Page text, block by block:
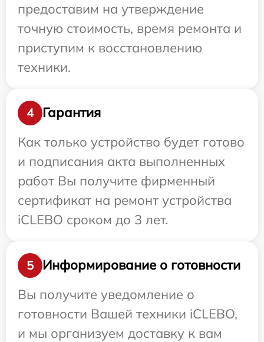
предоставим на утверждение
точную стоимость, время ремонта и
приступим к восстановлению
техники.
4
Гарантия
Как только устройство будет готово
и подписания акта выполненных
работ Вы получите фирменный
сертификат на ремонт устройства
iCLEBO сроком до 3 лет.
5
Информирование о готовности
Вы получите уведомление о
готовности Вашей техники iCLEBO,
и мы организуем доставку к вам